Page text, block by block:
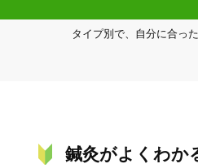
バリアフリー
タイプ別で、自分に合っ
鍼灸がよくわか